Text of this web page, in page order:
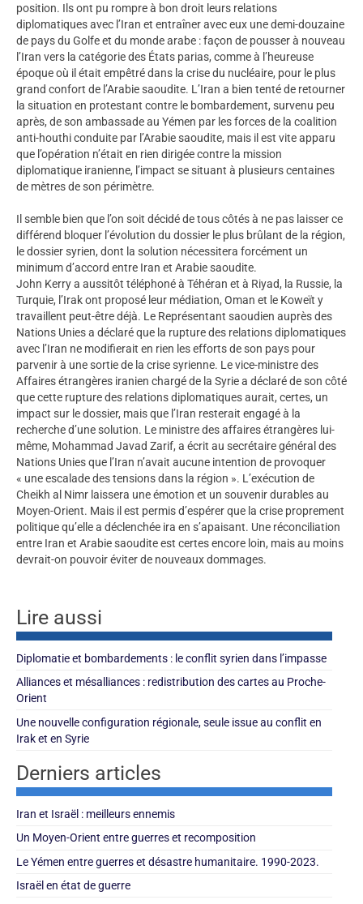
position. Ils ont pu rompre à bon droit leurs relations
diplomatiques avec l’Iran et entraîner avec eux une demi-douzaine
de pays du Golfe et du monde arabe : façon de pousser à nouveau
l’Iran vers la catégorie des États parias, comme à l’heureuse
époque où il était empêtré dans la crise du nucléaire, pour le plus
grand confort de l’Arabie saoudite. L’Iran a bien tenté de retourner
la situation en protestant contre le bombardement, survenu peu
après, de son ambassade au Yémen par les forces de la coalition
anti-houthi conduite par l’Arabie saoudite, mais il est vite apparu
que l’opération n’était en rien dirigée contre la mission
diplomatique iranienne, l’impact se situant à plusieurs centaines
de mètres de son périmètre.
Il semble bien que l’on soit décidé de tous côtés à ne pas laisser ce
différend bloquer l’évolution du dossier le plus brûlant de la région,
le dossier syrien, dont la solution nécessitera forcément un
minimum d’accord entre Iran et Arabie saoudite.
John Kerry a aussitôt téléphoné à Téhéran et à Riyad, la Russie, la
Turquie, l’Irak ont proposé leur médiation, Oman et le Koweït y
travaillent peut-être déjà. Le Représentant saoudien auprès des
Nations Unies a déclaré que la rupture des relations diplomatiques
avec l’Iran ne modifierait en rien les efforts de son pays pour
parvenir à une sortie de la crise syrienne. Le vice-ministre des
Affaires étrangères iranien chargé de la Syrie a déclaré de son côté
que cette rupture des relations diplomatiques aurait, certes, un
impact sur le dossier, mais que l’Iran resterait engagé à la
recherche d’une solution. Le ministre des affaires étrangères lui-
même, Mohammad Javad Zarif, a écrit au secrétaire général des
Nations Unies que l’Iran n’avait aucune intention de provoquer
« une escalade des tensions dans la région ». L’exécution de
Cheikh al Nimr laissera une émotion et un souvenir durables au
Moyen-Orient. Mais il est permis d’espérer que la crise proprement
politique qu’elle a déclenchée ira en s’apaisant. Une réconciliation
entre Iran et Arabie saoudite est certes encore loin, mais au moins
devrait-on pouvoir éviter de nouveaux dommages.
Lire aussi
Diplomatie et bombardements : le conflit syrien dans l’impasse
Alliances et mésalliances : redistribution des cartes au Proche-
Orient
Une nouvelle configuration régionale, seule issue au conflit en
Irak et en Syrie
Derniers articles
Iran et Israël : meilleurs ennemis
Un Moyen-Orient entre guerres et recomposition
Le Yémen entre guerres et désastre humanitaire. 1990-2023.
Israël en état de guerre